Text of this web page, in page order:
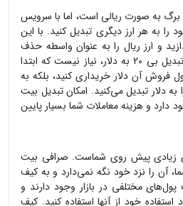
به صورت ریالی است، اما با سرویس
را به هر ارز دیگری تبدیل کنید. با این
و ارز ریال را به عنوان واسطه حذف
بی 20
به دلار، نیاز نیست که ابتدا
فروش آن دلار خریداری کنید، بلکه به
دلار تبدیل می‌کنید. امکان تبدیل بیت
دارد و هزینه معاملات شما بسیار پایین
زیادی پیش روی شماست. صرافی بیت
آن را نزد خود نگه نمی‌دارد و به کیف
مختلفی در بازار وجود دارند و
استفاده خود از آنها استفاده کنید. کیف